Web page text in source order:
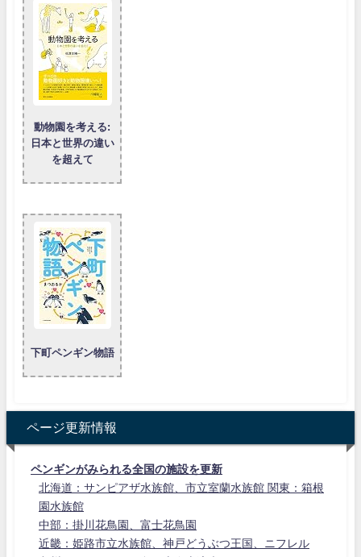
動物園を考える:
日本と世界の違い
を超えて
下町ペンギン物語
ページ更新情報
ペンギンがみられる全国の施設を更新
北海道：サンピアザ水族館、市立室蘭水族館 関東：箱根
園水族館
中部：掛川花鳥園、富士花鳥園
近畿：姫路市立水族館、神戸どうぶつ王国、ニフレル